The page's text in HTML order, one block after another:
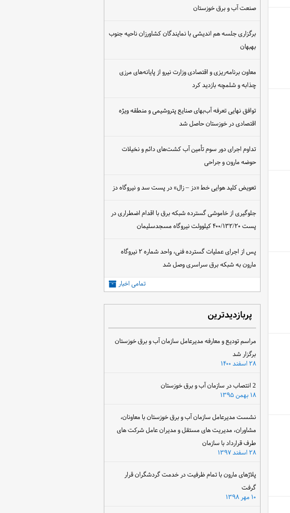
صنعت آب و برق خوزستان
برگزاری جلسه هم اندیشی با نمایندگان کشاورزان ناحیه جنوب
بهبهان
معاون برنامه‌ریزی و اقتصادی وزارت نیرو از پایانه‌های مرزی
چذابه و شلمچه بازدید کرد
توافق نهایی تعرفه آب‌بهای صنایع پتروشیمی و منطقه ویژه
اقتصادی در خوزستان حاصل شد
تداوم اجرای دور سوم تأمین آب کشت‌های دائم و نخیلات
حوضه مارون و جراحی
تعویض کلید هوایی خط «دز – زال» در پست سد و نیروگاه دز
جلوگیری از خاموشی گسترده شبکه برق با اقدام اضطراری در
پست ۴۰۰/۱۳۲/۲۰ کیلوولت نیروگاه مسجدسلیمان
پس از اجرای عملیات گسترده فنی، واحد شماره ۲ نیروگاه
مارون به شبکه برق سراسری وصل شد
تمامی اخبار
پربازدیدترین
مراسم تودیع و معارفه مدیرعامل سازمان آب و برق خوزستان
برگزار شد
۲۸ اسفند ۱۴۰۰
2 انتصاب در سازمان آب و برق خوزستان
۱۸ بهمن ۱۳۹۵
نشست مدیرعامل سازمان آب و برق خوزستان با معاونان،
مشاوران، مدیریت های مستقل و مدیران عامل شرکت های
طرف قرارداد با سازمان
۲۸ اسفند ۱۳۹۷
پلاژهای مارون با تمام ظرفیت در خدمت گردشگران قرار
گرفت
۱۰ مهر ۱۳۹۸